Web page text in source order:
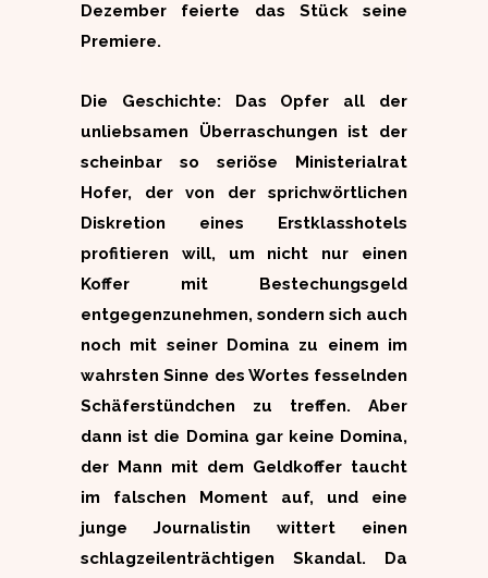
Dezember feierte das Stück seine
Premiere.
Die Geschichte: Das Opfer all der
unliebsamen Überraschungen ist der
scheinbar so seriöse Ministerialrat
Hofer, der von der sprichwörtlichen
Diskretion eines Erstklasshotels
profitieren will, um nicht nur einen
Koffer mit Bestechungsgeld
entgegenzunehmen, sondern sich auch
noch mit seiner Domina zu einem im
wahrsten Sinne des Wortes fesselnden
Schäferstündchen zu treffen. Aber
dann ist die Domina gar keine Domina,
der Mann mit dem Geldkoffer taucht
im falschen Moment auf, und eine
junge Journalistin wittert einen
schlagzeilenträchtigen Skandal. Da